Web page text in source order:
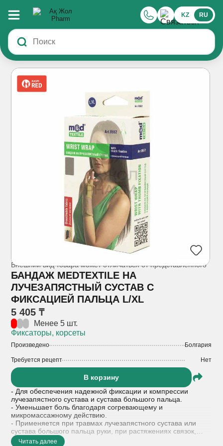
KZ RU
Внешний вид товара может отличаться от представленного
БАНДАЖ MEDTEXTILE НА
ЛУЧЕЗАПЯСТНЫЙ СУСТАВ С
ФИКСАЦИЕЙ ПАЛЬЦА L/XL
5 405 ₸
Менее 5 шт.
Фиксаторы, корсеты
Произведено Болгария
Требуется рецепт Нет
В корзину
- Для обеспечения надежной фиксации и компрессии
лучезапястного сустава и сустава большого пальца.
- Уменьшает боль благодаря согревающему и
микромассажному действию.
- Применяется при травмах лучезапястного сустава или
сустава большого пальца руки, при растяжениях связок,
артрозах, артритах, бурситах, синовиитах, а также в период
Читать далее